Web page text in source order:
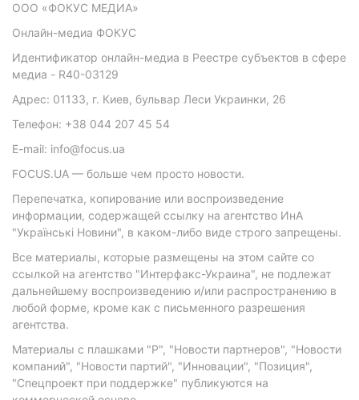
ООО «ФОКУС МЕДИА»
Онлайн-медиа ФОКУС
Идентификатор онлайн-медиа в Реестре субъектов в сфере
медиа - R40-03129
Адрес: 01133, г. Киев, бульвар Леси Украинки, 26
Телефон: +38 044 207 45 54
E-mail: info@focus.ua
FOCUS.UA — больше чем просто новости.
Перепечатка, копирование или воспроизведение
информации, содержащей ссылку на агентство ИнА
"Українські Новини", в каком-либо виде строго запрещены.
Все материалы, которые размещены на этом сайте со
ссылкой на агентство "Интерфакс-Украина", не подлежат
дальнейшему воспроизведению и/или распространению в
любой форме, кроме как с письменного разрешения
агентства.
Материалы с плашками "Р", "Новости партнеров", "Новости
компаний", "Новости партий", "Инновации", "Позиция",
"Спецпроект при поддержке" публикуются на